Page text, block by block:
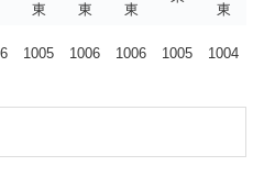
東
東 東
東
1005 1006 1006 1005 1004